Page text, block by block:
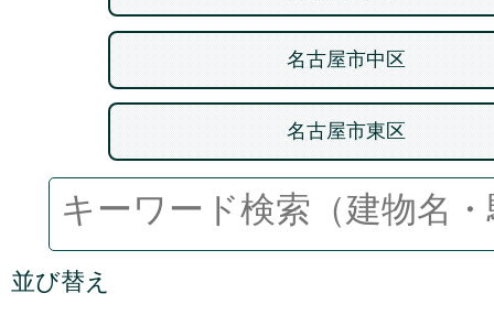
名古屋市中区
名古屋市東区
並び替え